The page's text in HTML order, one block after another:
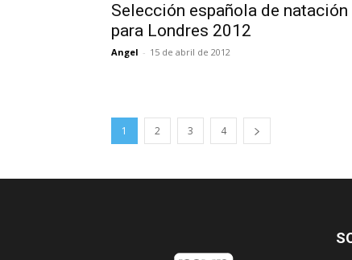
Selección española de natación
para Londres 2012
Angel - 15 de abril de 2012
1 2 3 4